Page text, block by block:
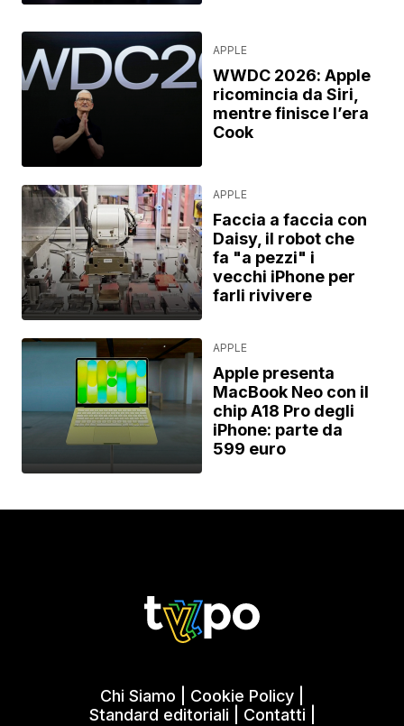
APPLE
WWDC 2026: Apple
ricomincia da Siri,
mentre finisce l’era
Cook
APPLE
Faccia a faccia con
Daisy, il robot che
fa "a pezzi" i
vecchi iPhone per
farli rivivere
APPLE
Apple presenta
MacBook Neo con il
chip A18 Pro degli
iPhone: parte da
599 euro
Chi Siamo Cookie Policy
Standard editoriali
Contatti